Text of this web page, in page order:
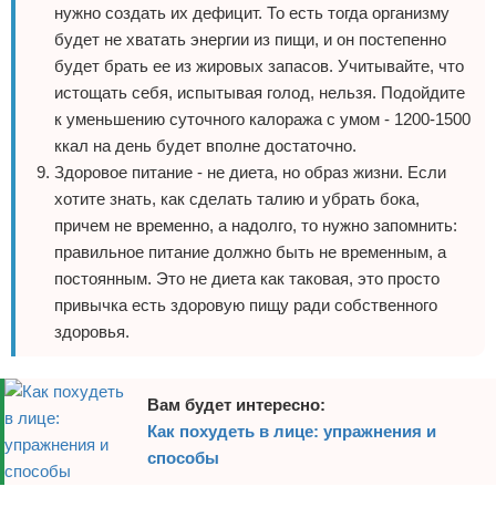
нужно создать их дефицит. То есть тогда организму
будет не хватать энергии из пищи, и он постепенно
будет брать ее из жировых запасов. Учитывайте, что
истощать себя, испытывая голод, нельзя. Подойдите
к уменьшению суточного калоража с умом - 1200-1500
ккал на день будет вполне достаточно.
Здоровое питание - не диета, но образ жизни. Если
хотите знать, как сделать талию и убрать бока,
причем не временно, а надолго, то нужно запомнить:
правильное питание должно быть не временным, а
постоянным. Это не диета как таковая, это просто
привычка есть здоровую пищу ради собственного
здоровья.
Вам будет интересно:
Как похудеть в лице: упражнения и
способы